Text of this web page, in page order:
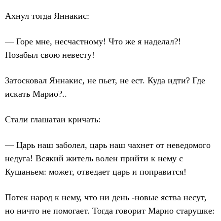
Ахнул тогда Яннакис:
— Горе мне, несчастному! Что же я наделал?!
Позабыл свою невесту!
Затосковал Яннакис, не пьет, не ест. Куда идти? Где
искать Марио?..
Стали глашатаи кричать:
— Царь наш заболел, царь наш чахнет от неведомого
недуга! Всякий житель волен прийти к нему с
Кушаньем: может, отведает царь и поправится!
Потек народ к нему, что ни день -новые яства несут,
но ничто не помогает. Тогда говорит Марио старушке: